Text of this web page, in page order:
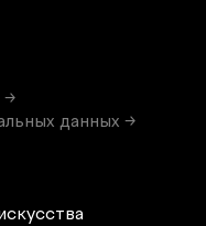
→
данных →